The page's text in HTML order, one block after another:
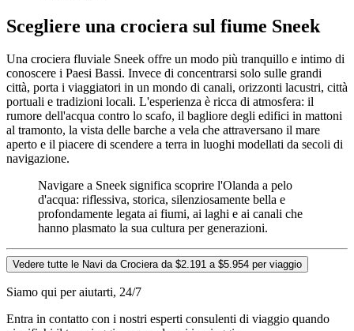
Scegliere una crociera sul fiume Sneek
Una crociera fluviale Sneek offre un modo più tranquillo e intimo di
conoscere i Paesi Bassi. Invece di concentrarsi solo sulle grandi
città, porta i viaggiatori in un mondo di canali, orizzonti lacustri, città
portuali e tradizioni locali. L'esperienza è ricca di atmosfera: il
rumore dell'acqua contro lo scafo, il bagliore degli edifici in mattoni
al tramonto, la vista delle barche a vela che attraversano il mare
aperto e il piacere di scendere a terra in luoghi modellati da secoli di
navigazione.
Navigare a Sneek significa scoprire l'Olanda a pelo
d'acqua: riflessiva, storica, silenziosamente bella e
profondamente legata ai fiumi, ai laghi e ai canali che
hanno plasmato la sua cultura per generazioni.
Vedere tutte le Navi da Crociera da $2.191 a $5.954 per viaggio
Siamo qui per aiutarti, 24/7
Entra in contatto con i nostri esperti consulenti di viaggio quando